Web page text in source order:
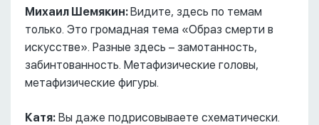
Михаил Шемякин: Видите, здесь по темам
только. Это громадная тема «Образ смерти в
искусстве». Разные здесь – замотанность,
забинтованность. Метафизические головы,
метафизические фигуры.
Катя: Вы даже подрисовываете схематически.